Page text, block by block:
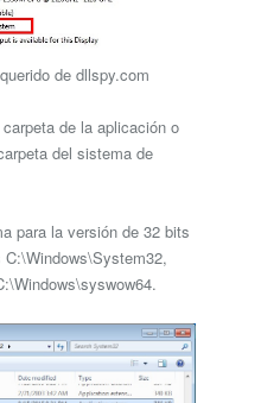
de dllspy.com
de la aplicación o
del sistema de
para la versión de 32 bits